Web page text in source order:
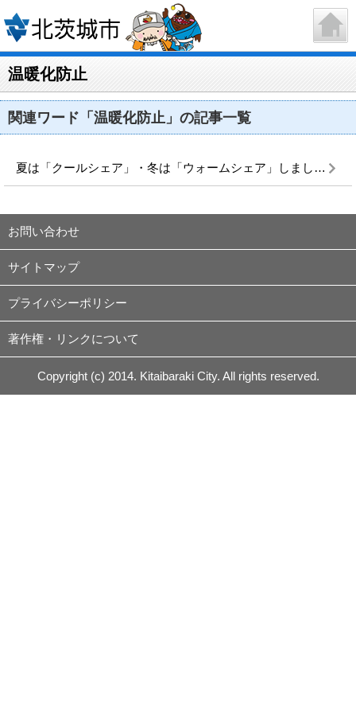
温暖化防止
関連ワード「温暖化防止」の記事一覧
夏は「クールシェア」・冬は「ウォームシェア」しましょう！
お問い合わせ
サイトマップ
プライバシーポリシー
著作権・リンクについて
Copyright (c) 2014. Kitaibaraki City. All rights reserved.